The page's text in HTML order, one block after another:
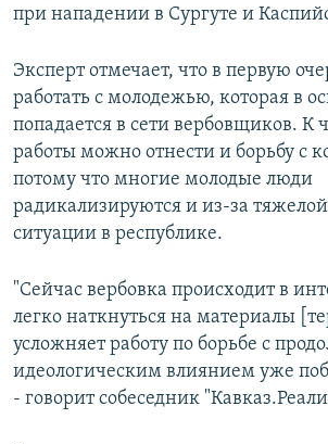
при нападении в Сургуте и
Эксперт отмечает, что в первую
работать с молодежью, которая в
попадается в сети вербовщиков. К
работы можно отнести и борьбу с
потому что многие молодые люди
радикализируются и из-за
ситуации в республике.
"Сейчас вербовка происходит в
легко наткнуться на материалы
усложняет работу по борьбе с
идеологическим влиянием уже
- говорит собеседник